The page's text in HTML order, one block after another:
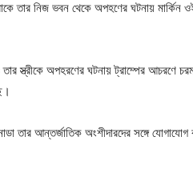
তার নিজ ভবন থেকে অপহণের ঘটনায় মার্কিন ওই
স্ত্রীকে অপহরণের ঘটনায় ট্রাম্পের আচরণে
তার আন্তর্জাতিক অংশীদারদের সঙ্গে